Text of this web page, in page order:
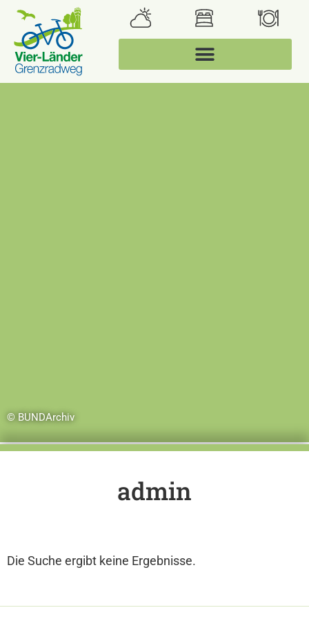
© BUNDArchiv
admin
Die Suche ergibt keine Ergebnisse.